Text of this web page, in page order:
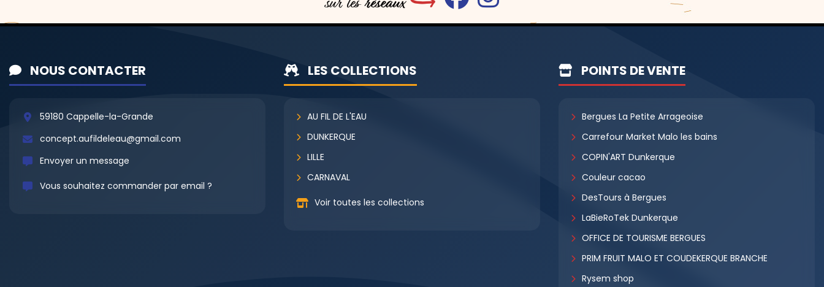
NOUS CONTACTER
59180 Cappelle-la-Grande
concept.aufildeleau@gmail.com
Envoyer un message
Vous souhaitez commander par email ?
LES COLLECTIONS
AU FIL DE L'EAU
DUNKERQUE
LILLE
CARNAVAL
Voir toutes les collections
POINTS DE VENTE
Bergues La Petite Arrageoise
Carrefour Market Malo les bains
COPIN'ART Dunkerque
Couleur cacao
DesTours à Bergues
LaBieRoTek Dunkerque
OFFICE DE TOURISME BERGUES
PRIM FRUIT MALO ET COUDEKERQUE BRANCHE
Rysem shop